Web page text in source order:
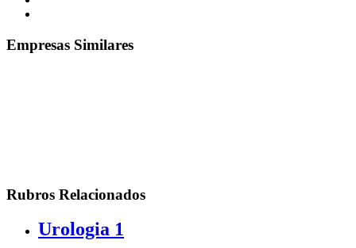
Empresas Similares
Rubros Relacionados
Urologia 1